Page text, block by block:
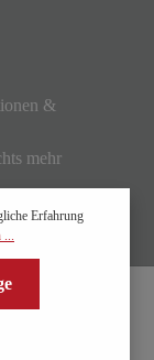
&
mehr
Erfahrung
...